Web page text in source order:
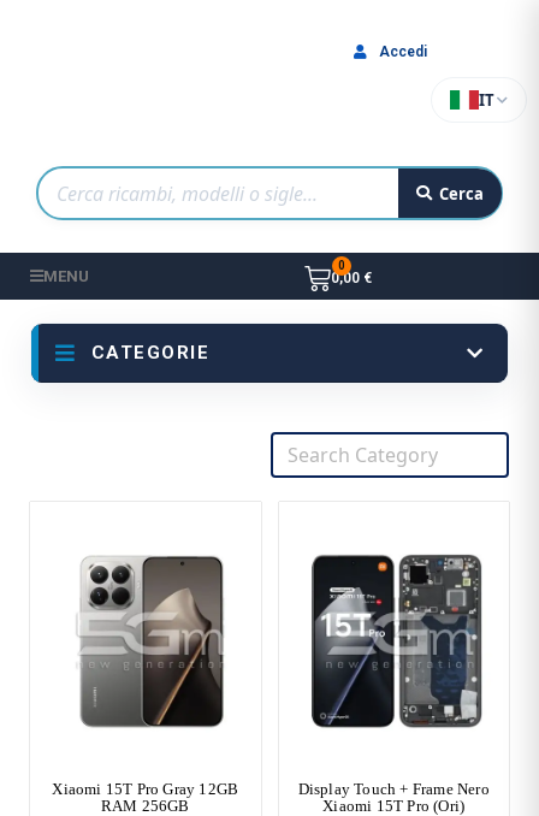
Cerca
IT
Accedi
MENU 0,00 €
CATEGORIE
Xiaomi 15T Pro Gray 12GB
RAM 256GB
Display Touch + Frame Nero
Xiaomi 15T Pro (Ori)